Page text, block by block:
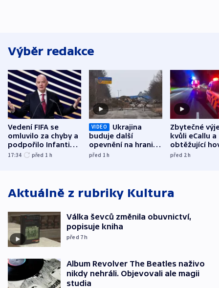
Výběr redakce
Vedení FIFA se
omluvilo za chyby a
podpořilo Infantina.
UEFA trvá na
17:34 před 1 h
VIDEO
Ukrajina
buduje další
opevnění na hranici
s Běloruskem
před 1h
Zbytečné
kvůli eCallu a
obtěžující
zdržují
před 2h
Aktuálně z rubriky Kultura
Válka ševců změnila obuvnictví,
popisuje kniha
před 7h
Album Revolver The Beatles naživo
nikdy nehráli. Objevovali ale magii
studia